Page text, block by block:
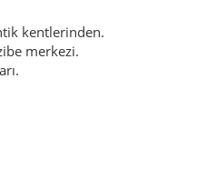
kentlerinden.
merkezi.